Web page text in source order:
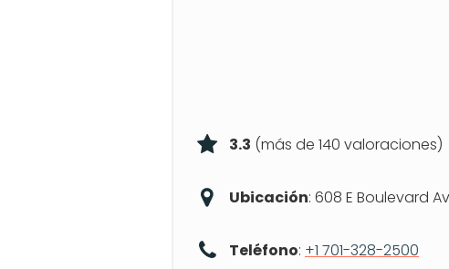
3.3 (más de 140 valoraciones)
Ubicación: 608 E Boulevard
Teléfono: +1 701-328-2500